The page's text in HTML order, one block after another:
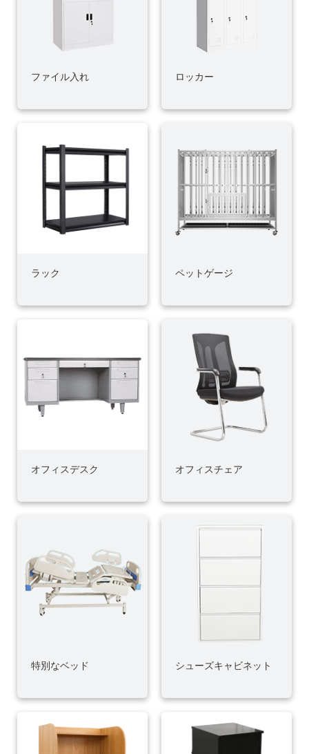
ファイル入れ ロッカー
ラック ペットゲージ
オフィスデスク オフィスチェア
特別なベッド シューズキャビネット